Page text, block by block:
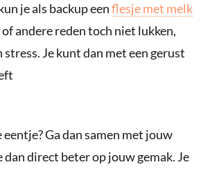
je als backup eenflesje met melk
andere reden toch niet lukken,
Je kunt dan met een gerust
Ga dan samen met jouw
direct beter op jouw gemak. Je